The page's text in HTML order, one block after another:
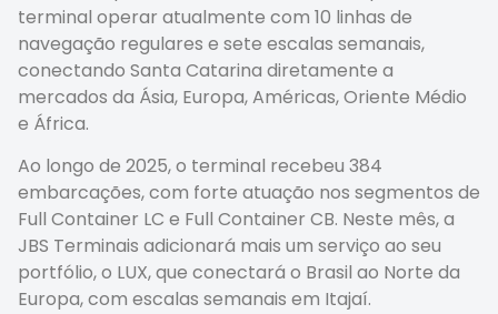
terminal operar atualmente com 10 linhas de
navegação regulares e sete escalas semanais,
conectando Santa Catarina diretamente a
mercados da Ásia, Europa, Américas, Oriente Médio
e África.
Ao longo de 2025, o terminal recebeu 384
embarcações, com forte atuação nos segmentos de
Full Container LC e Full Container CB. Neste mês, a
JBS Terminais adicionará mais um serviço ao seu
portfólio, o LUX, que conectará o Brasil ao Norte da
Europa, com escalas semanais em Itajaí.